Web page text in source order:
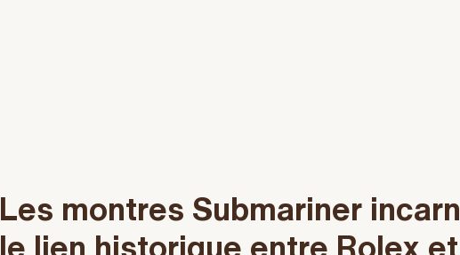
Les montres Submariner
le lien historique entre Rolex